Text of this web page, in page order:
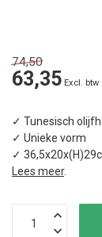
74,50
63,35 Excl. btw
✓ Tunesisch
✓ Unieke vorm
✓
Lees meer.